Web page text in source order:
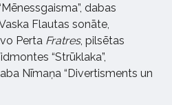
dabas
Flautas sonāte,
Perta Fratres, pilsētas
“Strūklaka”,
Nīmaņa “Divertisments un